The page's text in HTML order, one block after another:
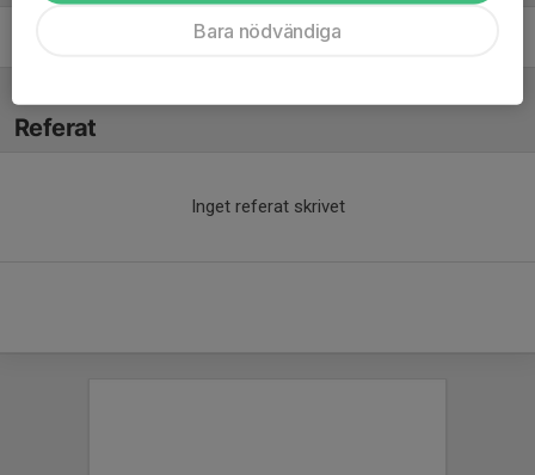
Tränare
Referat
Inget referat skrivet
Bara nödvändiga